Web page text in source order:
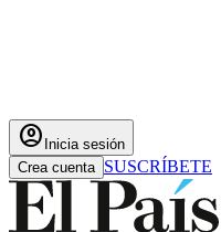
account_circle Inicia sesión
Crea cuenta SUSCRÍBETE